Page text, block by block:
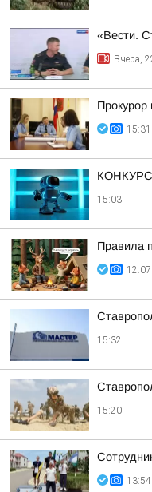
«Вести.
Вчера,
15:31
КОНКУРС
15:03
Правила
12:07
15:32
15:20
13:54